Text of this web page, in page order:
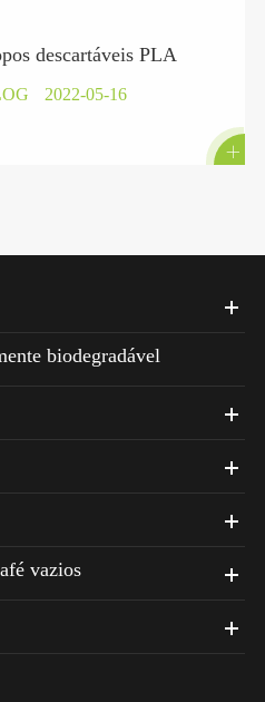
descartáveis PLA
2022-05-16

biodegradável
vazios